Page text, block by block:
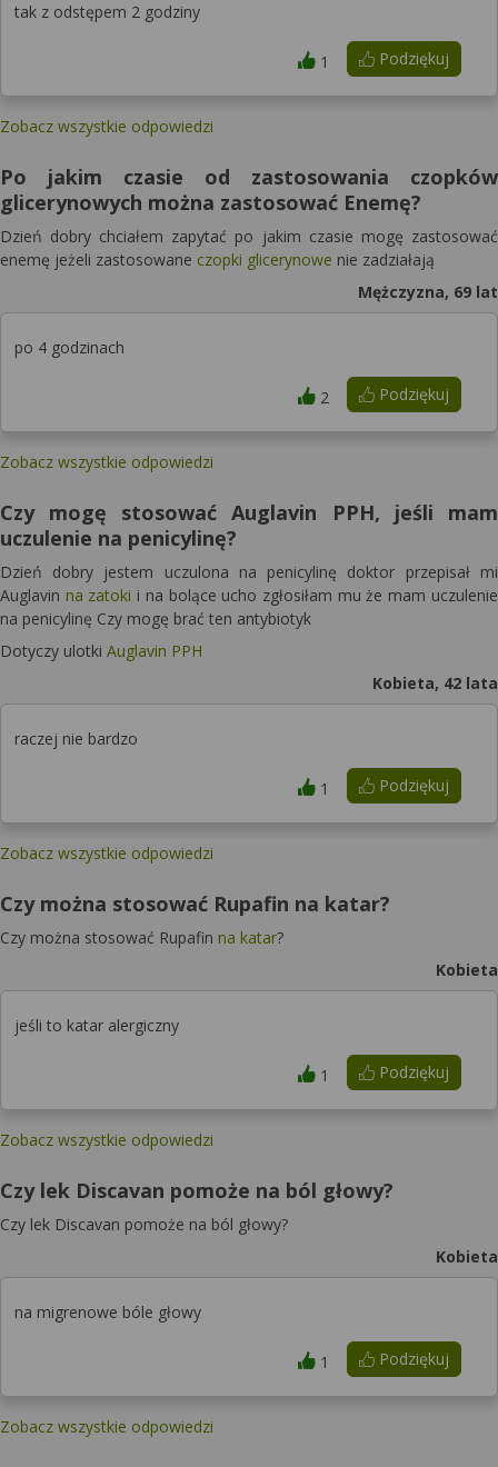
tak z odstępem 2 godziny
Podziękuj
1
Zobacz wszystkie odpowiedzi
Po jakim czasie od zastosowania czopków
glicerynowych można zastosować Enemę?
Dzień dobry chciałem zapytać po jakim czasie mogę zastosować
enemę jeżeli zastosowane czopki glicerynowe nie zadziałają
Mężczyzna, 69 lat
po 4 godzinach
Podziękuj
2
Zobacz wszystkie odpowiedzi
Czy mogę stosować Auglavin PPH, jeśli mam
uczulenie na penicylinę?
Dzień dobry jestem uczulona na penicylinę doktor przepisał mi
Auglavin na zatoki i na bolące ucho zgłosiłam mu że mam uczulenie
na penicylinę Czy mogę brać ten antybiotyk
Dotyczy ulotki Auglavin PPH
Kobieta, 42 lata
raczej nie bardzo
Podziękuj
1
Zobacz wszystkie odpowiedzi
Czy można stosować Rupafin na katar?
Czy można stosować Rupafin na katar?
Kobieta
jeśli to katar alergiczny
Podziękuj
1
Zobacz wszystkie odpowiedzi
Czy lek Discavan pomoże na ból głowy?
Czy lek Discavan pomoże na ból głowy?
Kobieta
na migrenowe bóle głowy
Podziękuj
1
Zobacz wszystkie odpowiedzi